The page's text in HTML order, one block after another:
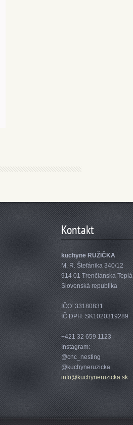
Kontakt
kuchyne RUŽIČKA
M. R. Štefánika 340/12
914 01 Trenčianska Teplá
Slovenská republika
IČO: 33180831
IČ DPH: SK1020319289
+421 32 659 1123
Instagram:
@cnc_nesting
@kuchyneruzicka
info@kuchyneruzicka.sk